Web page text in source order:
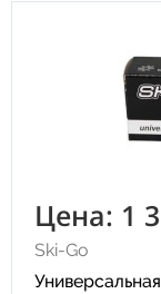
Цена: 1
Ski-Go